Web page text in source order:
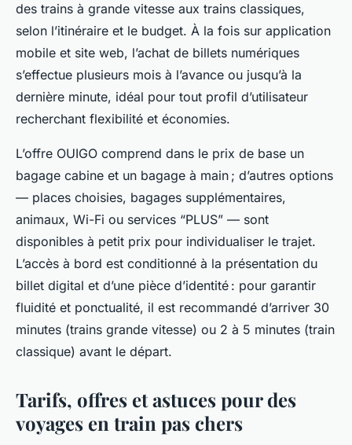
des trains à grande vitesse aux trains classiques,
selon l’itinéraire et le budget. À la fois sur application
mobile et site web, l’achat de billets numériques
s’effectue plusieurs mois à l’avance ou jusqu’à la
dernière minute, idéal pour tout profil d’utilisateur
recherchant flexibilité et économies.
L’offre OUIGO comprend dans le prix de base un
bagage cabine et un bagage à main ; d’autres options
— places choisies, bagages supplémentaires,
animaux, Wi-Fi ou services “PLUS” — sont
disponibles à petit prix pour individualiser le trajet.
L’accès à bord est conditionné à la présentation du
billet digital et d’une pièce d’identité : pour garantir
fluidité et ponctualité, il est recommandé d’arriver 30
minutes (trains grande vitesse) ou 2 à 5 minutes (train
classique) avant le départ.
Tarifs, offres et astuces pour des
voyages en train pas chers